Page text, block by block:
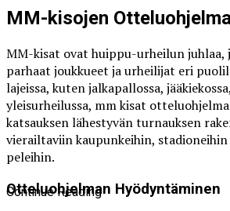
MM-kisojen
MM-kisat ovat huippu-urheilun juhlaa,
parhaat joukkueet ja urheilijat eri
lajeissa, kuten jalkapallossa,
yleisurheilussa, mm kisat
katsauksen lähestyvän turnauksen
vierailtaviin kaupunkeihin,
peleihin.
Otteluohjelman Hyödyntäminen
Continue Reading